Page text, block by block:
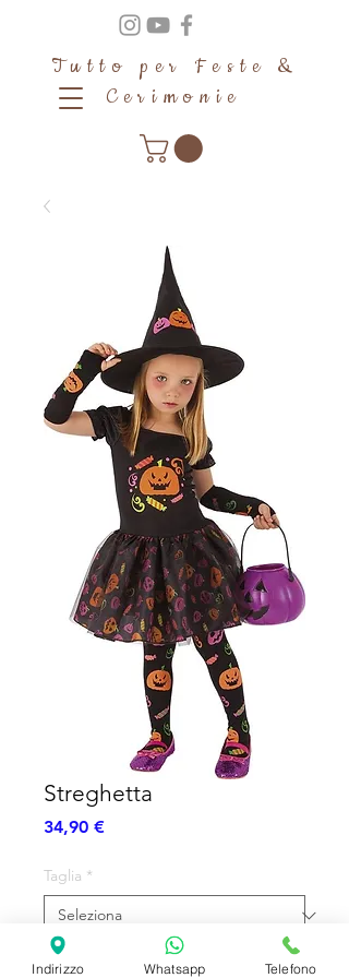
Tutto per Feste &
Cerimonie
Streghetta
34,90 €Prezzo
Taglia *
Quantità
Indirizzo Whatsapp Telefono